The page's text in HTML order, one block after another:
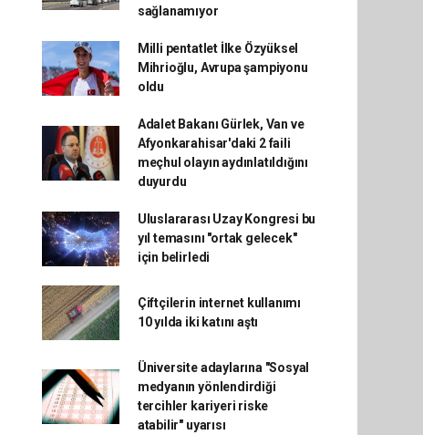
sağlanamıyor
Milli pentatlet İlke Özyüksel
Mihrioğlu, Avrupa şampiyonu
oldu
Adalet Bakanı Gürlek, Van ve
Afyonkarahisar'daki 2 faili
meçhul olayın aydınlatıldığını
duyurdu
Uluslararası Uzay Kongresi bu
yıl temasını "ortak gelecek"
için belirledi
Çiftçilerin internet kullanımı
10 yılda iki katını aştı
Üniversite adaylarına "Sosyal
medyanın yönlendirdiği
tercihler kariyeri riske
atabilir" uyarısı